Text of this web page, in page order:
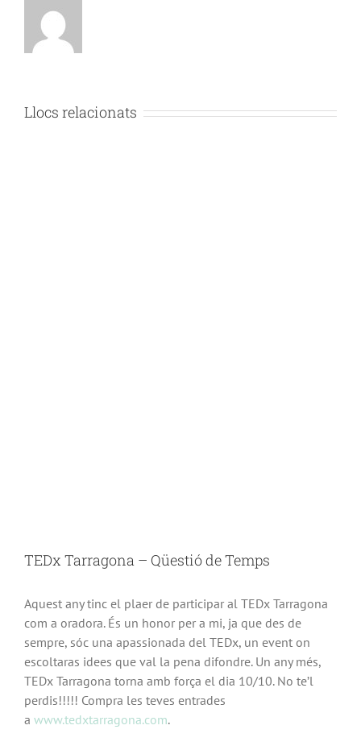
Llocs relacionats
Image
TEDx Tarragona – Qüestió de Temps
Aquest any tinc el plaer de participar al TEDx Tarragona
com a oradora. És un honor per a mi, ja que des de
sempre, sóc una apassionada del TEDx, un event on
escoltaras idees que val la pena difondre. Un any més,
TEDx Tarragona torna amb força el dia 10/10. No te’l
perdis!!!!! Compra les teves entrades
a www.tedxtarragona.com.